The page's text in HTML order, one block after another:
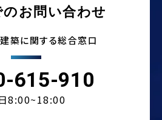
お問い合わせ
築に関する総合窓口
615-910
8:00~18:00